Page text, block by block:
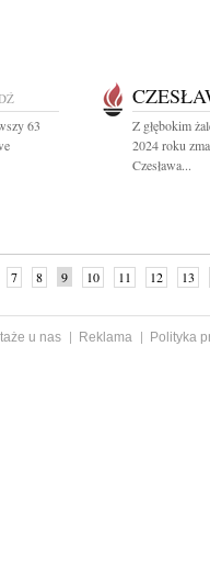
63
Z głębokim
2024 roku
Czesława...
7 8 9 10 11 12 13
u nas Reklama
Polityka